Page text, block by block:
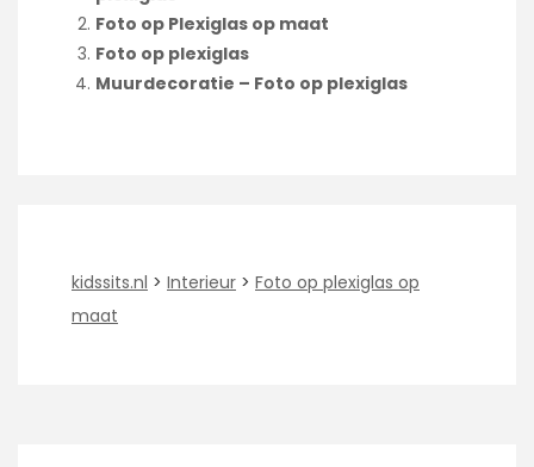
Foto op Plexiglas op maat
Foto op plexiglas
Muurdecoratie – Foto op plexiglas
kidssits.nl > Interieur > Foto op plexiglas op
maat